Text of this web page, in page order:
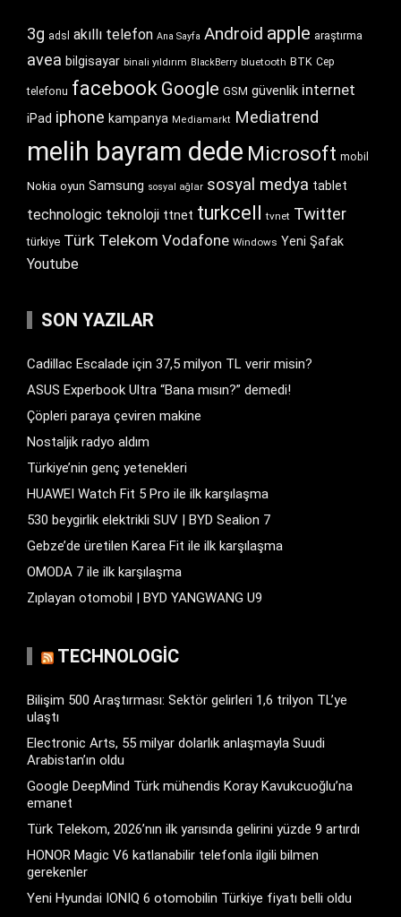
3g adsl akıllı telefon Ana Sayfa Android apple araştırma
avea bilgisayar binali yıldırım BlackBerry bluetooth BTK Cep
telefonu facebook Google GSM güvenlik internet
iPad iphone kampanya Mediamarkt Mediatrend
melih bayram dede Microsoft mobil
Nokia oyun Samsung sosyal ağlar sosyal medya tablet
technologic teknoloji ttnet turkcell tvnet Twitter
türkiye Türk Telekom Vodafone Windows Yeni Şafak
Youtube
SON YAZILAR
Cadillac Escalade için 37,5 milyon TL verir misin?
ASUS Experbook Ultra “Bana mısın?” demedi!
Çöpleri paraya çeviren makine
Nostaljik radyo aldım
Türkiye’nin genç yetenekleri
HUAWEI Watch Fit 5 Pro ile ilk karşılaşma
530 beygirlik elektrikli SUV | BYD Sealion 7
Gebze’de üretilen Karea Fit ile ilk karşılaşma
OMODA 7 ile ilk karşılaşma
Zıplayan otomobil | BYD YANGWANG U9
TECHNOLOGIC
Bilişim 500 Araştırması: Sektör gelirleri 1,6 trilyon TL’ye
ulaştı
Electronic Arts, 55 milyar dolarlık anlaşmayla Suudi
Arabistan’ın oldu
Google DeepMind Türk mühendis Koray Kavukcuoğlu’na
emanet
Türk Telekom, 2026’nın ilk yarısında gelirini yüzde 9 artırdı
HONOR Magic V6 katlanabilir telefonla ilgili bilmen
gerekenler
Yeni Hyundai IONIQ 6 otomobilin Türkiye fiyatı belli oldu